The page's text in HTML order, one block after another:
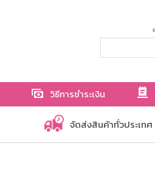
วิธีการชำระเงิน
จัดส่งสินค้าทั่วประเทศ